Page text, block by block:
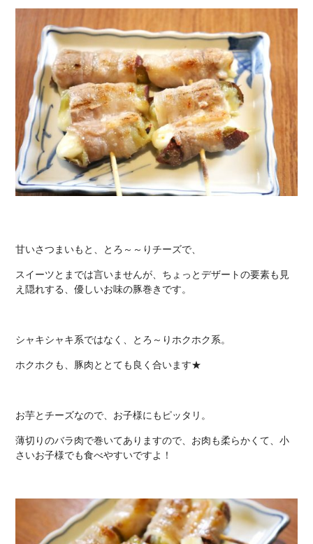
甘いさつまいもと、とろ～～りチーズで、
スイーツとまでは言いませんが、ちょっとデザートの要素も見
え隠れする、優しいお味の豚巻きです。
シャキシャキ系ではなく、とろ～りホクホク系。
ホクホクも、豚肉ととても良く合います★
お芋とチーズなので、お子様にもピッタリ。
薄切りのバラ肉で巻いてありますので、お肉も柔らかくて、小
さいお子様でも食べやすいですよ！